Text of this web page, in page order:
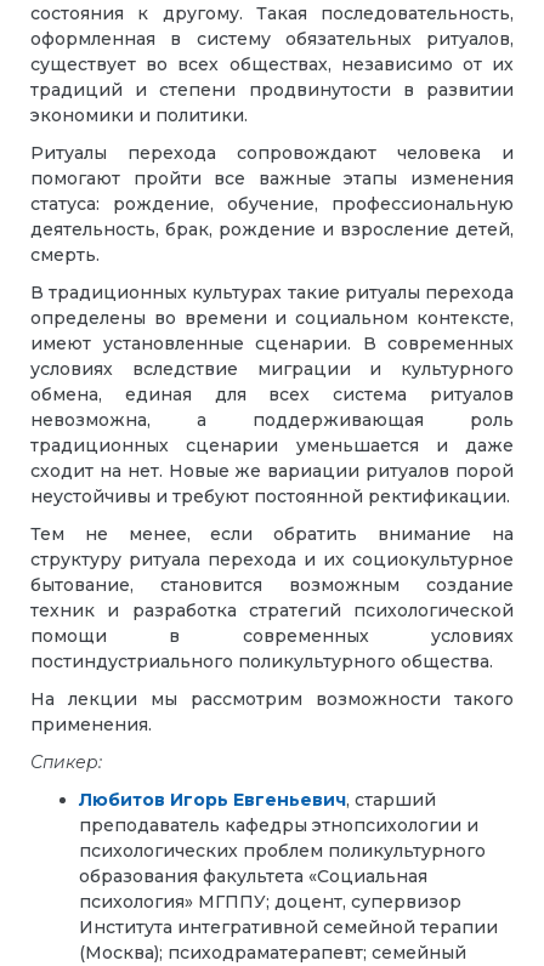
состояния к другому. Такая последовательность,
оформленная в систему обязательных ритуалов,
существует во всех обществах, независимо от их
традиций и степени продвинутости в развитии
экономики и политики.
Ритуалы перехода сопровождают человека и
помогают пройти все важные этапы изменения
статуса: рождение, обучение, профессиональную
деятельность, брак, рождение и взросление детей,
смерть.
В традиционных культурах такие ритуалы перехода
определены во времени и социальном контексте,
имеют установленные сценарии. В современных
условиях вследствие миграции и культурного
обмена, единая для всех система ритуалов
невозможна, а поддерживающая роль
традиционных сценарии уменьшается и даже
сходит на нет. Новые же вариации ритуалов порой
неустойчивы и требуют постоянной ректификации.
Тем не менее, если обратить внимание на
структуру ритуала перехода и их социокультурное
бытование, становится возможным создание
техник и разработка стратегий психологической
помощи в современных условиях
постиндустриального поликультурного общества.
На лекции мы рассмотрим возможности такого
применения.
Спикер:
Любитов Игорь Евгеньевич, старший
преподаватель кафедры этнопсихологии и
психологических проблем поликультурного
образования факультета «Социальная
психология» МГППУ; доцент, супервизор
Института интегративной семейной терапии
(Москва); психодраматерапевт; семейный